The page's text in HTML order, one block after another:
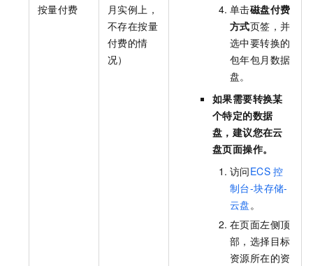
按量付费
月实例上，
不存在按量
付费的情
况）
单击磁盘付费
方式页签，并
选中要转换的
包年包月数据
盘。
如果需要转换某
个特定的数据
盘，建议您在云
盘页面操作。
访问ECS 控
制台-块存储-
云盘 。
在页面左侧顶
部，选择目标
资源所在的资